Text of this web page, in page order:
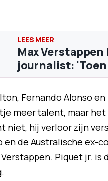
Max
journalist:
Fernando Alonso
meer talent, maar
niet, hij verloor zijn
de Australische ex-
Piquet jr. is